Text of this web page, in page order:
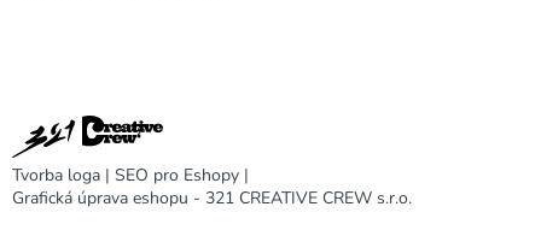
Tvorba loga | SEO pro Eshopy |
Grafická úprava eshopu - 321 CREATIVE CREW s.r.o.